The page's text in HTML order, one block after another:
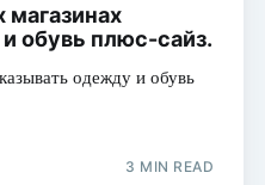
обувь плюс-сайз.
одежду и обувь
3 MIN READ